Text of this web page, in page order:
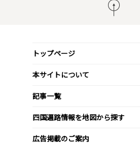
トップページ
本サイトについて
記事一覧
四国遍路情報を地図から探す
広告掲載のご案内